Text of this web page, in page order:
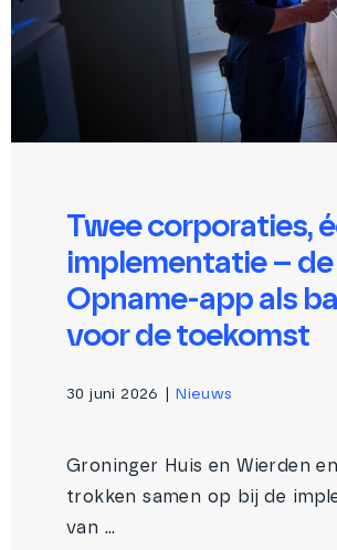
Twee corporaties,
implementatie – de
Opname-app als
voor de toekomst
30 juni 2026 Nieuws
Groninger Huis en Wierden
trokken samen op bij de
van ...